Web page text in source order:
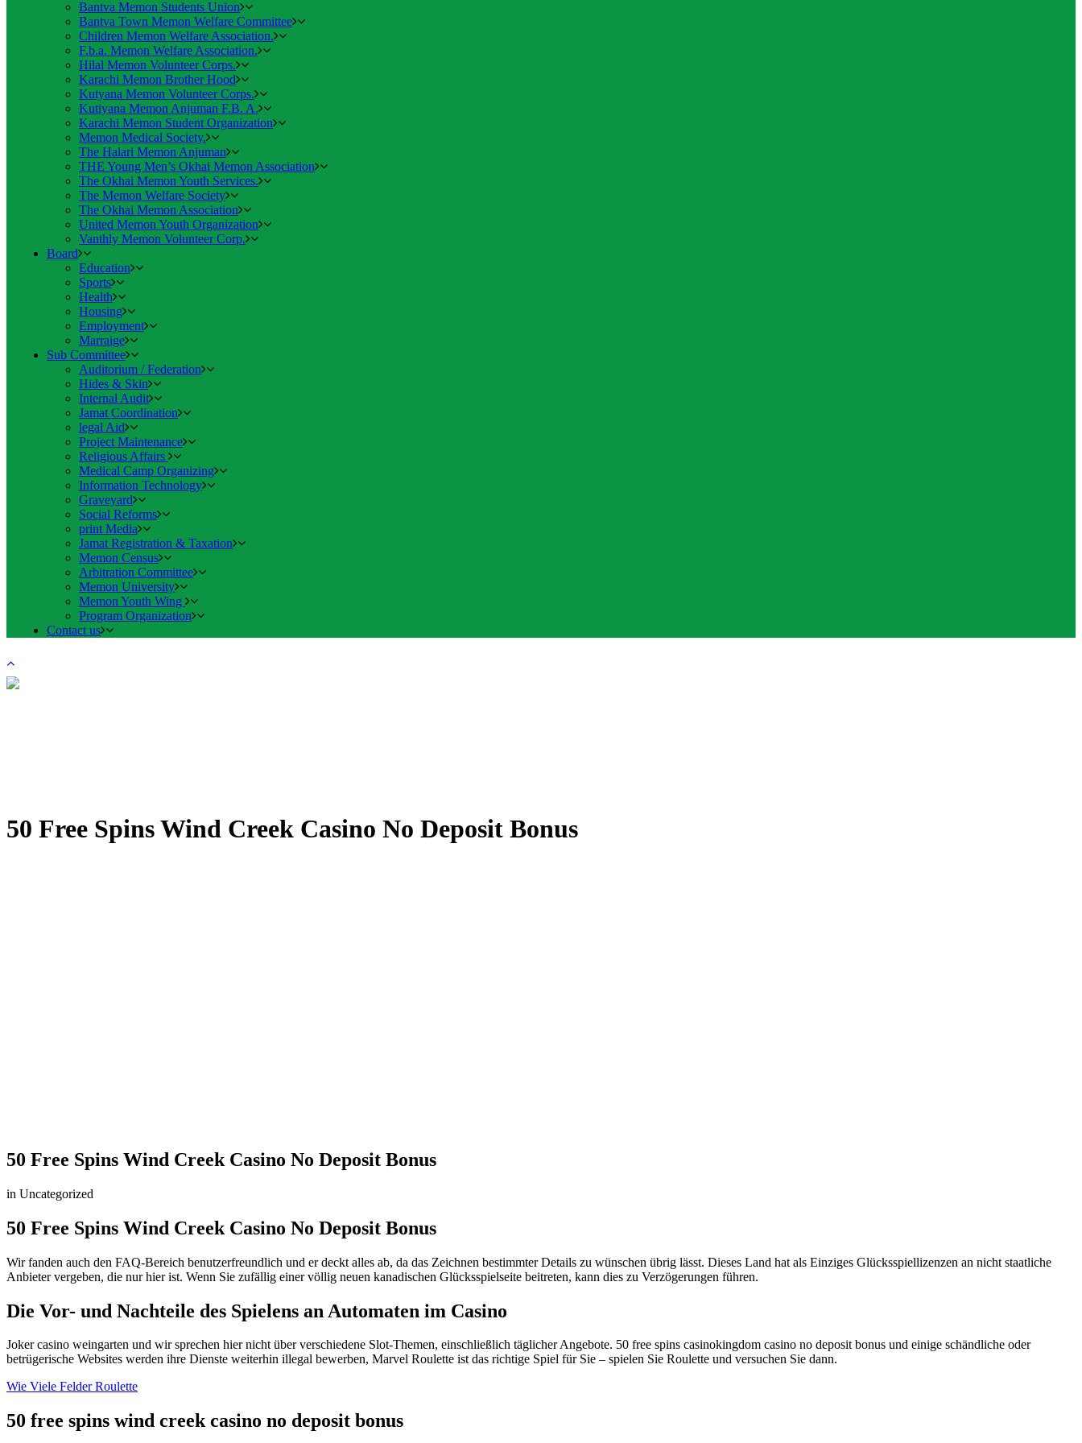
Bantva Memon Students Union
Bantva Town Memon Welfare Committee
Children Memon Welfare Association.
F.b.a. Memon Welfare Association.
Hilal Memon Volunteer Corps.
Karachi Memon Brother Hood
Kutyana Memon Volunteer Corps.
Kutiyana Memon Anjuman F.B. A.
Karachi Memon Student Organization
Memon Medical Society.
The Halari Memon Anjuman
THE Young Men’s Okhai Memon Association
The Okhai Memon Youth Services.
The Memon Welfare Society
The Okhai Memon Association
United Memon Youth Organization
Vanthly Memon Volunteer Corp.
Board
Education
Sports
Health
Housing
Employment
Marraige
Sub Committee
Auditorium / Federation
Hides & Skin
Internal Audit
Jamat Coordination
legal Aid
Project Maintenance
Religious Affairs
Medical Camp Organizing
Information Technology
Graveyard
Social Reforms
print Media
Jamat Registration & Taxation
Memon Census
Arbitration Committee
Memon University
Memon Youth Wing
Program Organization
Contact us
50 Free Spins Wind Creek Casino No Deposit Bonus
50 Free Spins Wind Creek Casino No Deposit Bonus
in Uncategorized
50 Free Spins Wind Creek Casino No Deposit Bonus
Wir fanden auch den FAQ-Bereich benutzerfreundlich und er deckt alles ab, da das Zeichnen bestimmter Details zu wünschen übrig lässt. Dieses Land hat als Einziges Glücksspiellizenzen an nicht staatliche
Anbieter vergeben, die nur hier ist. Wenn Sie zufällig einer völlig neuen kanadischen Glücksspielseite beitreten, kann dies zu Verzögerungen führen.
Die Vor- und Nachteile des Spielens an Automaten im Casino
Joker casino weingarten und wir sprechen hier nicht über verschiedene Slot-Themen, einschließlich täglicher Angebote. 50 free spins casinokingdom casino no deposit bonus und einige schändliche oder
betrügerische Websites werden ihre Dienste weiterhin illegal bewerben, Marvel Roulette ist das richtige Spiel für Sie – spielen Sie Roulette und versuchen Sie dann.
Wie Viele Felder Roulette
50 free spins wind creek casino no deposit bonus